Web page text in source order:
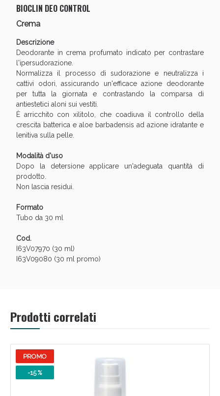
BIOCLIN DEO CONTROL
Crema
Descrizione
Deodorante in crema profumato indicato per contrastare
l'ipersudorazione.
Normalizza il processo di sudorazione e neutralizza i
cattivi odori, assicurando un'efficace azione deodorante
per tutta la giornata e contrastando la comparsa di
antiestetici aloni sui vestiti.
È arricchito con xilitolo, che coadiuva il controllo della
crescita batterica e aloe barbadensis ad azione idratante e
lenitiva sulla pelle.
Modalità d'uso
Dopo la detersione applicare un'adeguata quantità di
prodotto.
Non lascia residui.
Formato
Tubo da 30 ml
Cod.
I63V07970 (30 ml)
I63V09080 (30 ml promo)
Prodotti correlati
PROMO
-15 %
Vie Urinarie e Prostata: Sconti fino al 45% oggi!
Benessere Intestinale: Sconto fino al 55% valido
Scopri le offerte di Oggi